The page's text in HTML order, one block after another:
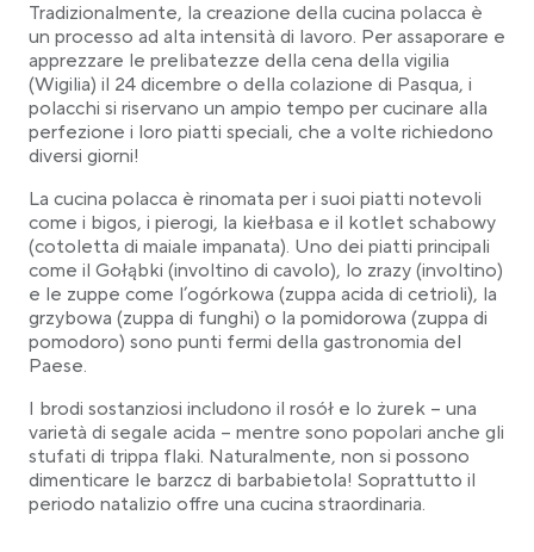
Tradizionalmente, la creazione della cucina polacca è
un processo ad alta intensità di lavoro. Per assaporare e
apprezzare le prelibatezze della cena della vigilia
(Wigilia) il 24 dicembre o della colazione di Pasqua, i
polacchi si riservano un ampio tempo per cucinare alla
perfezione i loro piatti speciali, che a volte richiedono
diversi giorni!
La cucina polacca è rinomata per i suoi piatti notevoli
come i bigos, i pierogi, la kiełbasa e il kotlet schabowy
(cotoletta di maiale impanata). Uno dei piatti principali
come il Gołąbki (involtino di cavolo), lo zrazy (involtino)
e le zuppe come l’ogórkowa (zuppa acida di cetrioli), la
grzybowa (zuppa di funghi) o la pomidorowa (zuppa di
pomodoro) sono punti fermi della gastronomia del
Paese.
I brodi sostanziosi includono il rosół e lo żurek – una
varietà di segale acida – mentre sono popolari anche gli
stufati di trippa flaki. Naturalmente, non si possono
dimenticare le barzcz di barbabietola! Soprattutto il
periodo natalizio offre una cucina straordinaria.